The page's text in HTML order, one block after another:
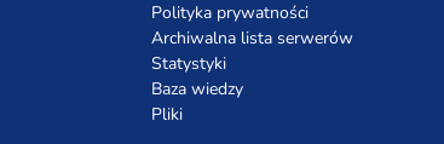
Polityka prywatności
Archiwalna lista serwerów
Statystyki
Baza wiedzy
Pliki